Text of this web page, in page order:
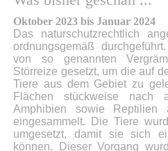
Oktober 2023 bis Januar 2024
Das naturschutzrechtlich
ordnungsgemäß
von so genannten
Störreize gesetzt, um die auf
Tiere aus dem Gebiet zu
Flächen stückweise nach
Amphibien sowie Reptilien
eingesammelt. Die Tiere
umgesetzt, damit sie sich
können. Dieser Vorgang